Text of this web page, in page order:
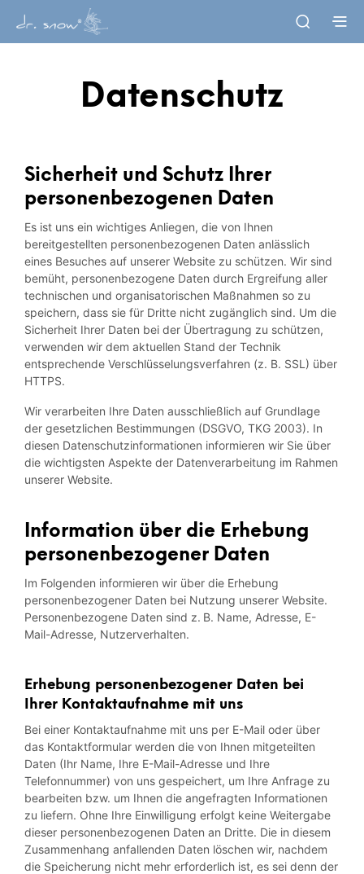
Datenschutz
Sicherheit und Schutz Ihrer
personenbezogenen Daten
Es ist uns ein wichtiges Anliegen, die von Ihnen
bereitgestellten personenbezogenen Daten anlässlich
eines Besuches auf unserer Website zu schützen. Wir sind
bemüht, personenbezogene Daten durch Ergreifung aller
technischen und organisatorischen Maßnahmen so zu
speichern, dass sie für Dritte nicht zugänglich sind. Um die
Sicherheit Ihrer Daten bei der Übertragung zu schützen,
verwenden wir dem aktuellen Stand der Technik
entsprechende Verschlüsselungsverfahren (z. B. SSL) über
HTTPS.
Wir verarbeiten Ihre Daten ausschließlich auf Grundlage
der gesetzlichen Bestimmungen (DSGVO, TKG 2003). In
diesen Datenschutzinformationen informieren wir Sie über
die wichtigsten Aspekte der Datenverarbeitung im Rahmen
unserer Website.
Information über die Erhebung
personenbezogener Daten
Im Folgenden informieren wir über die Erhebung
personenbezogener Daten bei Nutzung unserer Website.
Personenbezogene Daten sind z. B. Name, Adresse, E-
Mail-Adresse, Nutzerverhalten.
Erhebung personenbezogener Daten bei
Ihrer Kontaktaufnahme mit uns
Bei einer Kontaktaufnahme mit uns per E-Mail oder über
das Kontaktformular werden die von Ihnen mitgeteilten
Daten (Ihr Name, Ihre E-Mail-Adresse und Ihre
Telefonnummer) von uns gespeichert, um Ihre Anfrage zu
bearbeiten bzw. um Ihnen die angefragten Informationen
zu liefern. Ohne Ihre Einwilligung erfolgt keine Weitergabe
dieser personenbezogenen Daten an Dritte. Die in diesem
Zusammenhang anfallenden Daten löschen wir, nachdem
die Speicherung nicht mehr erforderlich ist, es sei denn der